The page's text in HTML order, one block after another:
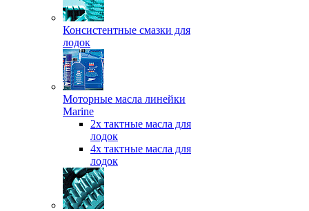
Консистентные смазки для
лодок
Моторные масла линейки
Marine
2х тактные масла для
лодок
4х тактные масла для
лодок